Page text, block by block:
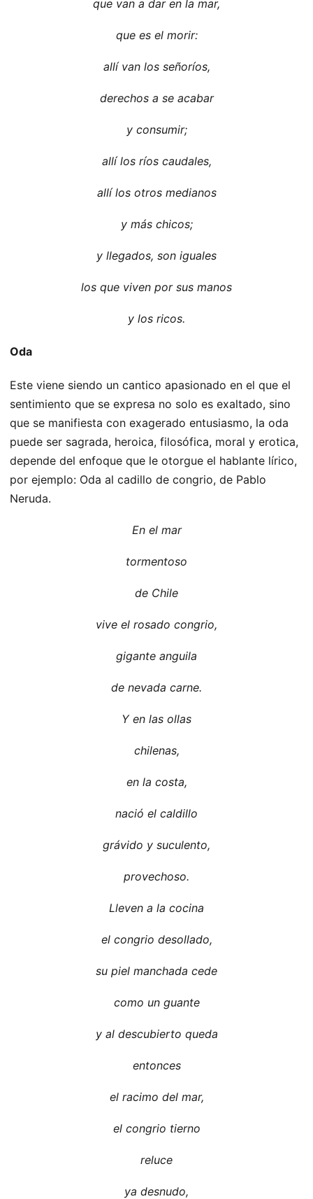
que van a dar en la mar,
que es el morir:
allí van los señoríos,
derechos a se acabar
y consumir;
allí los ríos caudales,
allí los otros medianos
y más chicos;
y llegados, son iguales
los que viven por sus manos
y los ricos.
Oda
Este viene siendo un cantico apasionado en el que el
sentimiento que se expresa no solo es exaltado, sino
que se manifiesta con exagerado entusiasmo, la oda
puede ser sagrada, heroica, filosófica, moral y erotica,
depende del enfoque que le otorgue el hablante lírico,
por ejemplo: Oda al cadillo de congrio, de Pablo
Neruda.
En el mar
tormentoso
de Chile
vive el rosado congrio,
gigante anguila
de nevada carne.
Y en las ollas
chilenas,
en la costa,
nació el caldillo
grávido y suculento,
provechoso.
Lleven a la cocina
el congrio desollado,
su piel manchada cede
como un guante
y al descubierto queda
entonces
el racimo del mar,
el congrio tierno
reluce
ya desnudo,